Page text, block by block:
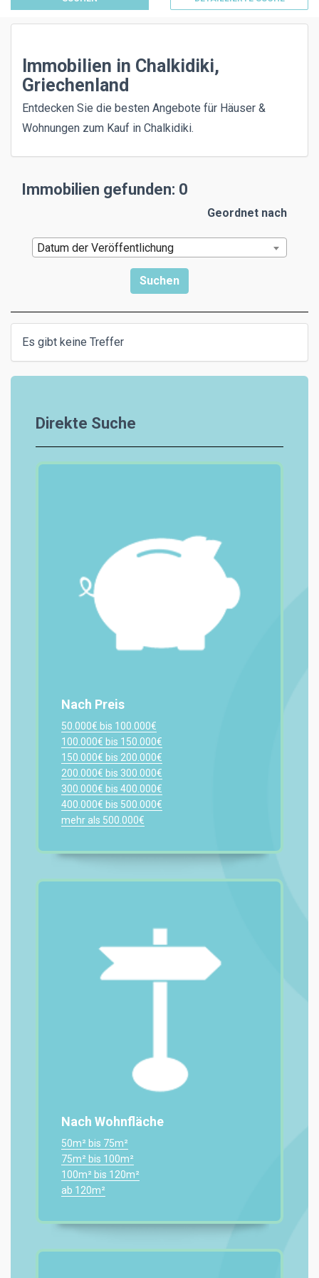
Immobilien in Chalkidiki,
Griechenland
Entdecken Sie die besten Angebote für Häuser &
Wohnungen zum Kauf in Chalkidiki.
Immobilien gefunden: 0
Geordnet nach
Datum der Veröffentlichung
Es gibt keine Treffer
Direkte Suche
Nach Preis
50.000€ bis 100.000€
100.000€ bis 150.000€
150.000€ bis 200.000€
200.000€ bis 300.000€
300.000€ bis 400.000€
400.000€ bis 500.000€
mehr als 500.000€
Nach Wohnfläche
50m² bis 75m²
75m² bis 100m²
100m² bis 120m²
ab 120m²